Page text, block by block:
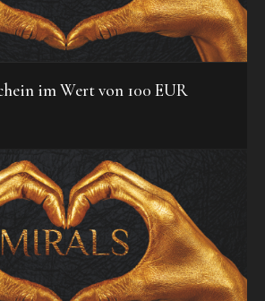
im Wert von 100 EUR